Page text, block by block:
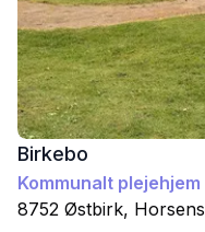
Birkebo
Kommunalt plejehjem
8752 Østbirk, Horsens